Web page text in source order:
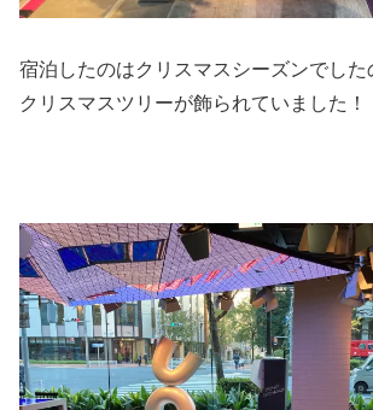
宿泊したのはクリスマスシーズンでした
クリスマスツリーが飾られていました！